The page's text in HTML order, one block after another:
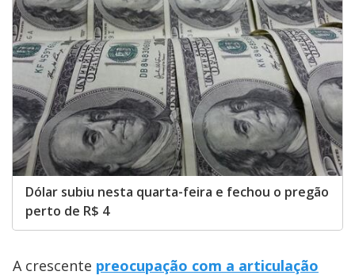
Dólar subiu nesta quarta-feira e fechou o pregão
perto de R$ 4
A crescente preocupação com a articulação